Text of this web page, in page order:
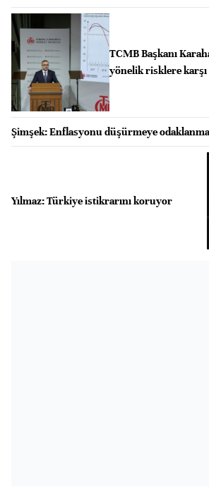
TCMB Başkanı
yönelik risklere
Şimşek: Enflasyonu düşürmeye
Yılmaz: Türkiye istikrarını koruyor